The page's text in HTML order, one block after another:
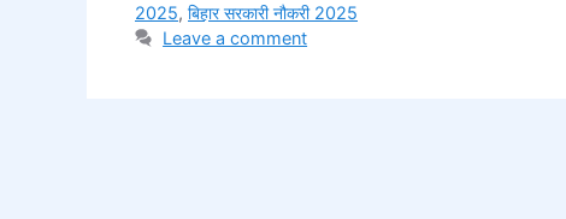
2025, बिहार सरकारी नौकरी 2025
Leave a comment